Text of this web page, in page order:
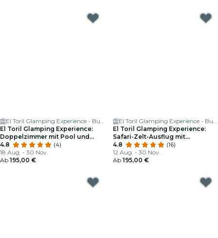
El Toril Glamping Experience - Burbuja, Tienda Safari y Casa Rural
El Toril Glamping Experience:
Doppelzimmer mit Pool und
Brunch
4.8
(4)
18 Aug. - 30 Nov.
Ab 195,00 €
El Toril Glamping Experience - Burbuja, Tienda Safari y Casa Rural
El Toril Glamping Experience:
Safari-Zelt-Ausflug mit
Frühstück
4.8
(16)
12 Aug. - 30 Nov.
Ab 195,00 €